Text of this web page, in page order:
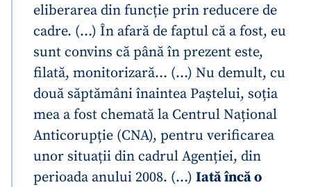
eliberarea din funcție prin reducere de
cadre. (…) În afară de faptul că a fost, eu
sunt convins că până în prezent este,
filată, monitorizară… (…) Nu demult, cu
două săptămâni înaintea Paștelui, soția
mea a fost chemată la Centrul Național
Anticorupție (CNA), pentru verificarea
unor situații din cadrul Agenției, din
perioada anului 2008. (…) Iată încă o